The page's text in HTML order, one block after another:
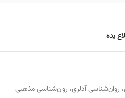
بده
، روان‌شناسی آدلری، روان‌شناسی مذهبی